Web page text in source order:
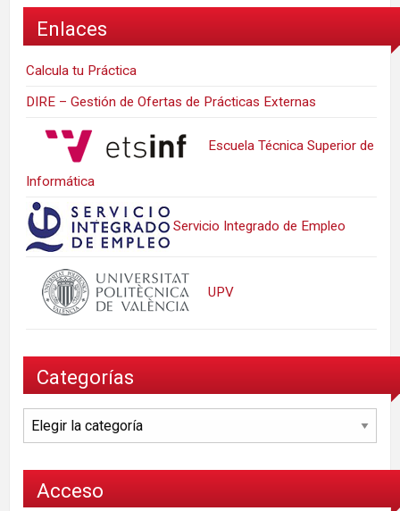
Enlaces
Calcula tu Práctica
DIRE – Gestión de Ofertas de Prácticas Externas
Escuela Técnica Superior de
Informática
Servicio Integrado de Empleo
UPV
Categorías
Categorías
Acceso